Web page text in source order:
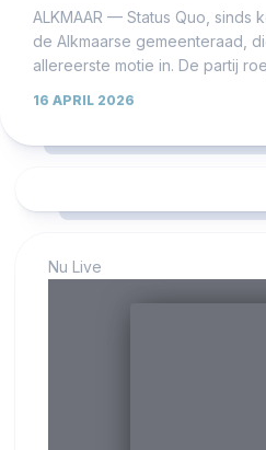
ALKMAAR — Status Quo, sinds
de Alkmaarse gemeenteraad,
allereerste motie in. De partij
16 APRIL 2026
Nu Live